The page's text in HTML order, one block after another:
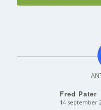
Fred Pater
zegt:
14 september